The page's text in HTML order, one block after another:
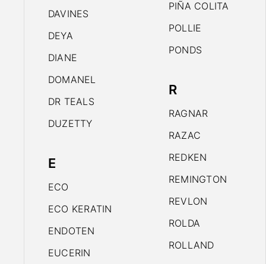
DAVINES
DEYA
DIANE
DOMANEL
DR TEALS
DUZETTY
E
ECO
ECO KERATIN
ENDOTEN
EUCERIN
PIÑA COLITA
POLLIE
PONDS
R
RAGNAR
RAZAC
REDKEN
REMINGTON
REVLON
ROLDA
ROLLAND